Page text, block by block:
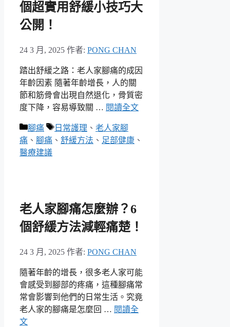
個超實用舒緩小技巧大
公開！
24 3 月, 2025 作者: PONG CHAN
踏出舒緩之路：老人家腳痛的成因
年齡因素 隨著年齡增長，人的關
節和筋骨會出現自然退化，骨質密
度下降，容易導致關 … 閱讀全文
分
類
腳痛
標
籤
日常護理 、 老人家腳
痛 、 腳痛 、 舒緩方法 、 足部健康 、
醫療建議
老人家腳痛怎麼辦？6
個舒緩方法減輕痛楚！
24 3 月, 2025 作者: PONG CHAN
隨著年齡的增長，很多老人家可能
會感受到腳部的疼痛，這種腳痛常
常會影響到他們的日常生活。究竟
老人家的腳痛是怎麼回 … 閱讀全
文